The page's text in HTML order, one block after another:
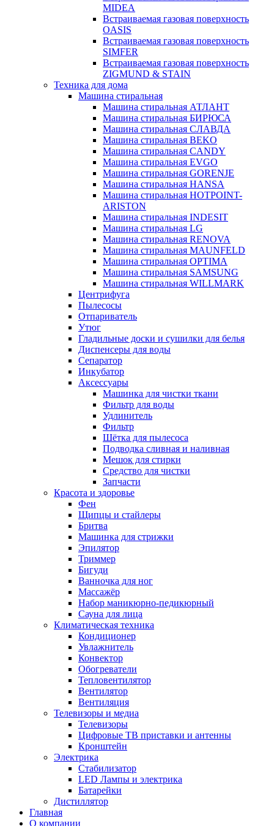
MIDEA
Встраиваемая газовая поверхность
OASIS
Встраиваемая газовая поверхность
SIMFER
Встраиваемая газовая поверхность
ZIGMUND & STAIN
Техника для дома
Машина стиральная
Машина стиральная АТЛАНТ
Машина стиральная БИРЮСА
Машина стиральная СЛАВДА
Машина стиральная BEKO
Машина стиральная CANDY
Машина стиральная EVGO
Машина стиральная GORENJE
Машина стиральная HANSA
Машина стиральная HOTPOINT-
ARISTON
Машина стиральная INDESIT
Машина стиральная LG
Машина стиральная RENOVA
Машина стиральная MAUNFELD
Машина стиральная OPTIMA
Машина стиральная SAMSUNG
Машина стиральная WILLMARK
Центрифуга
Пылесосы
Отпариватель
Утюг
Гладильные доски и сушилки для белья
Диспенсеры для воды
Сепаратор
Инкубатор
Аксессуары
Машинка для чистки ткани
Фильтр для воды
Удлинитель
Фильтр
Шётка для пылесоса
Подводка сливная и наливная
Мешок для стирки
Средство для чистки
Запчасти
Красота и здоровье
Фен
Щипцы и стайлеры
Бритва
Машинка для стрижки
Эпилятор
Триммер
Бигуди
Ванночка для ног
Массажёр
Набор маникюрно-педикюрный
Сауна для лица
Климатическая техника
Кондиционер
Увлажнитель
Конвектор
Обогреватели
Тепловентилятор
Вентилятор
Вентиляция
Телевизоры и медиа
Телевизоры
Цифровые ТВ приставки и антенны
Кронштейн
Электрика
Стабилизатор
LED Лампы и электрика
Батарейки
Дистиллятор
Главная
О компании